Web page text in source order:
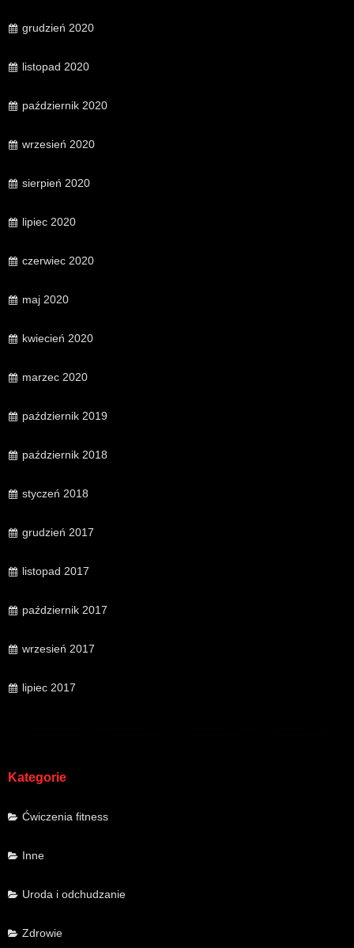
grudzień 2020
listopad 2020
październik 2020
wrzesień 2020
sierpień 2020
lipiec 2020
czerwiec 2020
maj 2020
kwiecień 2020
marzec 2020
październik 2019
październik 2018
styczeń 2018
grudzień 2017
listopad 2017
październik 2017
wrzesień 2017
lipiec 2017
Kategorie
Ćwiczenia fitness
Inne
Uroda i odchudzanie
Zdrowie